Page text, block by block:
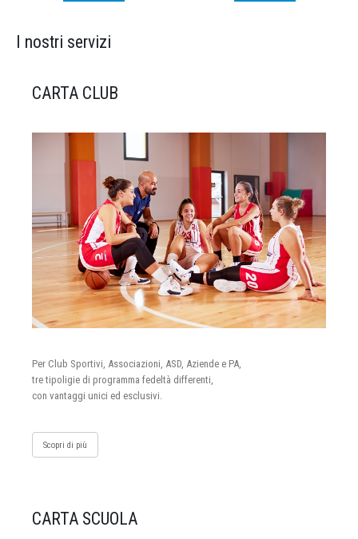
I nostri servizi
CARTA CLUB
Per Club Sportivi, Associazioni, ASD, Aziende e PA,
tre tipoligie di programma fedeltà differenti,
con vantaggi unici ed esclusivi.
Scopri di più
CARTA SCUOLA